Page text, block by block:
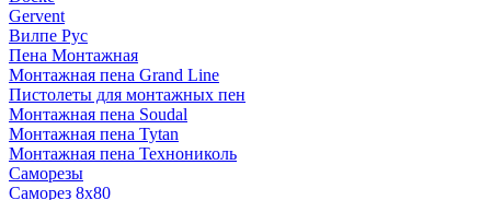
Gervent
Вилпе Рус
Пена Монтажнaя
Монтажная пена Grand Linе
Пистолеты для монтажных пен
Монтажная пена Soudal
Монтажная пена Tytan
Монтажная пена Технониколь
Саморезы
Саморез 8х80